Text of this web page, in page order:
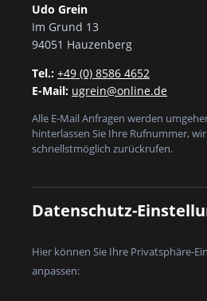
Udo Grein
Im Grund 13
94051 Hauzenberg
Tel.: +49 (0) 8586 4652
E-Mail: ugrein@online.de
Alle E-Mail Anfragen werden
hinterlassen Sie Ihre Rufnummer,
schnellstmöglich zurückrufen.
Datenschutz-
Hier können Sie Ihre Privatsphäre-
anpassen: